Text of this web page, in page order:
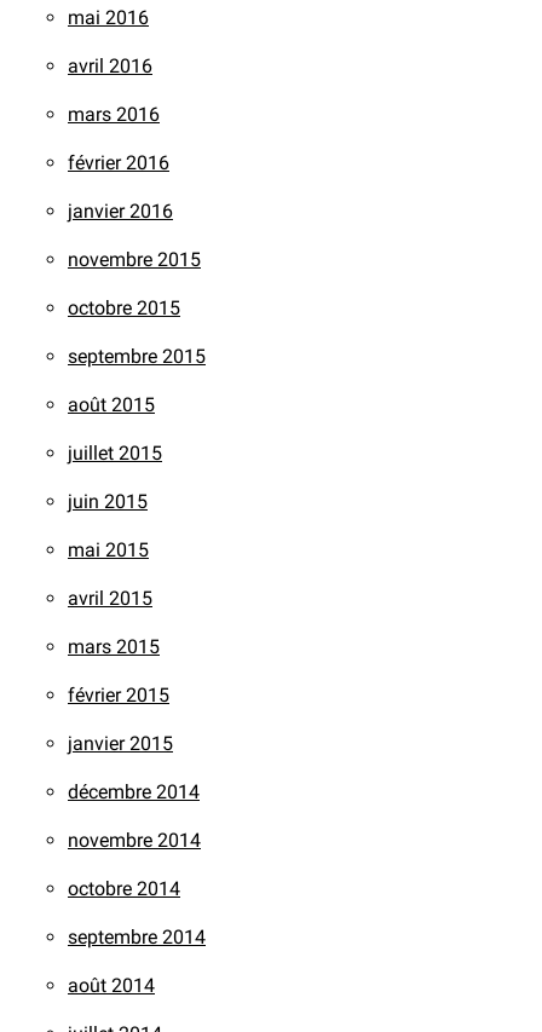
mai 2016
avril 2016
mars 2016
février 2016
janvier 2016
novembre 2015
octobre 2015
septembre 2015
août 2015
juillet 2015
juin 2015
mai 2015
avril 2015
mars 2015
février 2015
janvier 2015
décembre 2014
novembre 2014
octobre 2014
septembre 2014
août 2014